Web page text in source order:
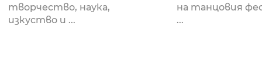
за откриването си
творчество, наука,
изкуство и ...
рейв
на танцовия
...